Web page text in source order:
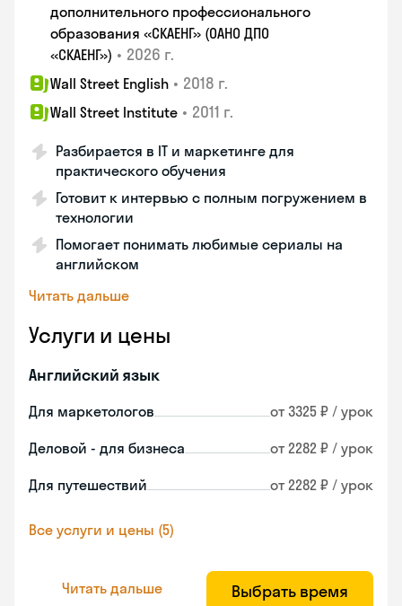
дополнительного профессионального
образования «СКАЕНГ» (ОАНО ДПО
«СКАЕНГ») • 2026 г.
Wall Street English • 2018 г.
Wall Street Institute • 2011 г.
Разбирается в IT и маркетинге для
практического обучения
Готовит к интервью с полным погружением в
технологии
Помогает понимать любимые сериалы на
английском
Читать дальше
Услуги и цены
Английский язык
Для маркетологов от 3325 ₽ / урок
Деловой - для бизнеса от 2282 ₽ / урок
Для путешествий от 2282 ₽ / урок
Все услуги и цены (5)
Читать дальше Выбрать время